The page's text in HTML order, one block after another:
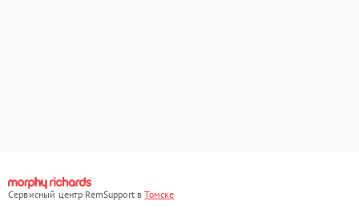
Сервисный центр RemSupport вТомске